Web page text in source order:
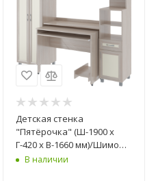
Детская стенка
"Пятёрочка" (Ш-1900 х
Г-420 х В-1660 мм)/Шимо
Светлый
В наличии